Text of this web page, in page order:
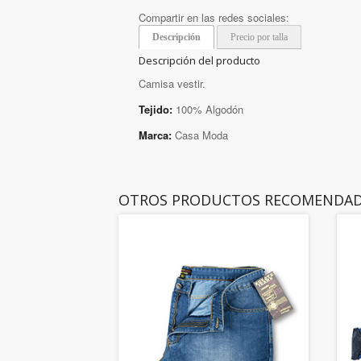
Compartir en las redes sociales:
Descripción Precio por talla
Descripción del producto
Camisa vestir.
Tejido: 100% Algodón
Marca: Casa Moda
OTROS PRODUCTOS